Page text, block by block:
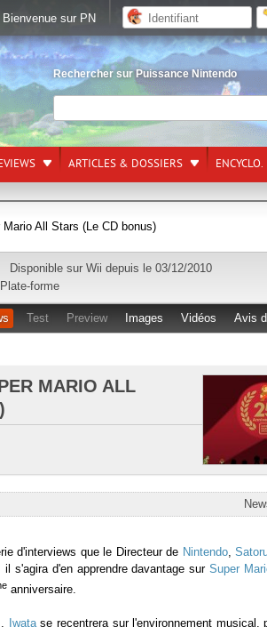
Rechercher sur Puissance Nintendo
ARTICLES & DOSSIERS ENCYCLO.
All Stars (Le CD bonus)
Disponible sur Wii depuis le 03/12/2010
Plate-forme
Test Preview Images Vidéos Avis
MARIO ALL
d'interviews que le Directeur de Nintendo,
s'agira d'en apprendre davantage surSuper
anniversaire.
Iwatase recentrera sur l'environnement musical,
Bienvenue sur PN